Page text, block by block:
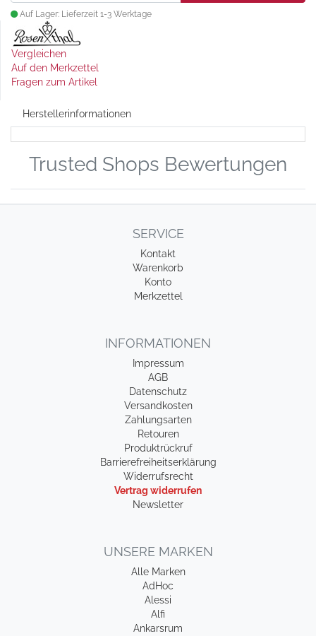
Auf Lager: Lieferzeit 1-3 Werktage
Vergleichen
Auf den Merkzettel
Fragen zum Artikel
Herstellerinformationen
Trusted Shops Bewertungen
SERVICE
Kontakt
Warenkorb
Konto
Merkzettel
INFORMATIONEN
Impressum
AGB
Datenschutz
Versandkosten
Zahlungsarten
Retouren
Produktrückruf
Barrierefreiheitserklärung
Widerrufsrecht
Vertrag widerrufen
Newsletter
UNSERE MARKEN
Alle Marken
AdHoc
Alessi
Alfi
Ankarsrum